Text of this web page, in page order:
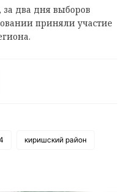
, за два дня выборов
приняли участие
киришский район